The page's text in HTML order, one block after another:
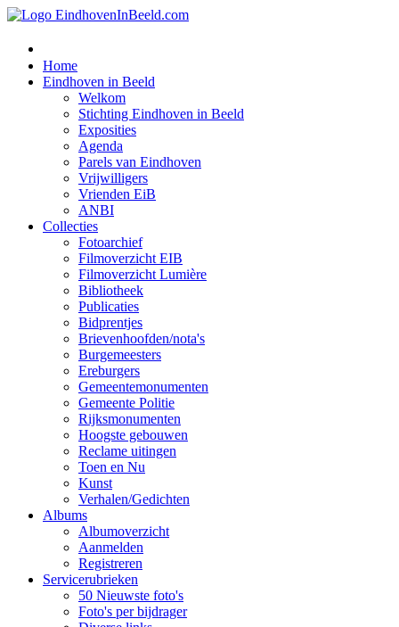
Home
Eindhoven in Beeld
Welkom
Stichting Eindhoven in Beeld
Exposities
Agenda
Parels van Eindhoven
Vrijwilligers
Vrienden EiB
ANBI
Collecties
Fotoarchief
Filmoverzicht EIB
Filmoverzicht Lumière
Bibliotheek
Publicaties
Bidprentjes
Brievenhoofden/nota's
Burgemeesters
Ereburgers
Gemeentemonumenten
Gemeente Politie
Rijksmonumenten
Hoogste gebouwen
Reclame uitingen
Toen en Nu
Kunst
Verhalen/Gedichten
Albums
Albumoverzicht
Aanmelden
Registreren
Servicerubrieken
50 Nieuwste foto's
Foto's per bijdrager